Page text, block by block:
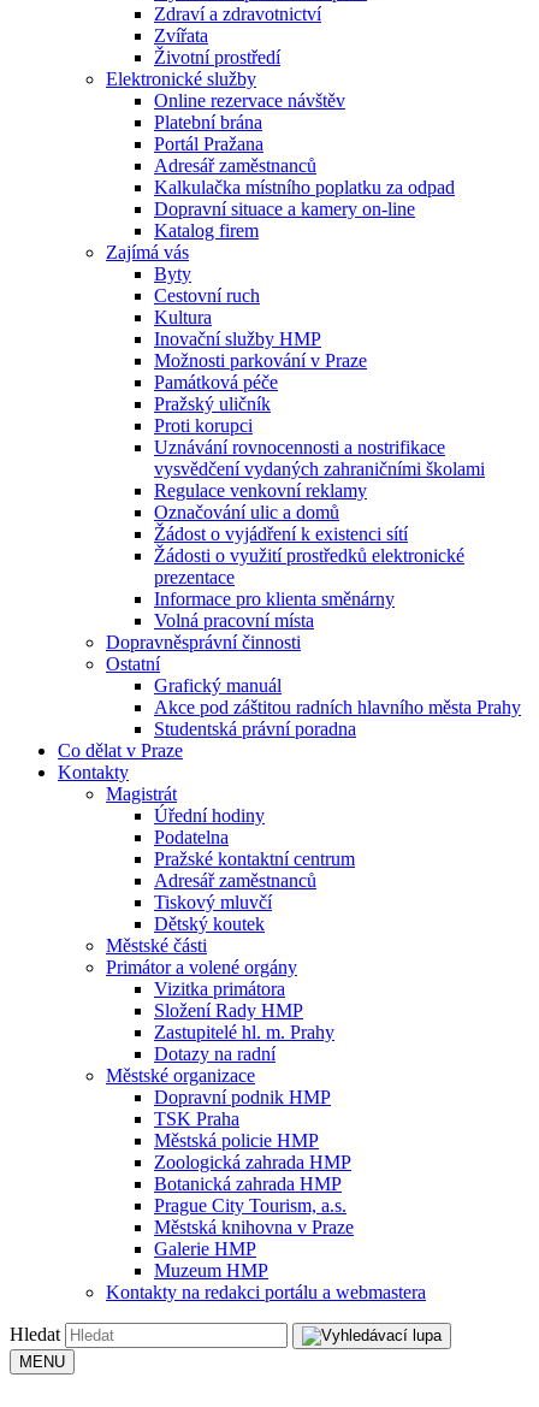
Zdraví a zdravotnictví
Zvířata
Životní prostředí
Elektronické služby
Online rezervace návštěv
Platební brána
Portál Pražana
Adresář zaměstnanců
Kalkulačka místního poplatku za odpad
Dopravní situace a kamery on-line
Katalog firem
Zajímá vás
Byty
Cestovní ruch
Kultura
Inovační služby HMP
Možnosti parkování v Praze
Památková péče
Pražský uličník
Proti korupci
Uznávání rovnocennosti a nostrifikace
vysvědčení vydaných zahraničními školami
Regulace venkovní reklamy
Označování ulic a domů
Žádost o vyjádření k existenci sítí
Žádosti o využití prostředků elektronické
prezentace
Informace pro klienta směnárny
Volná pracovní místa
Dopravněsprávní činnosti
Ostatní
Grafický manuál
Akce pod záštitou radních hlavního města Prahy
Studentská právní poradna
Co dělat v Praze
Kontakty
Magistrát
Úřední hodiny
Podatelna
Pražské kontaktní centrum
Adresář zaměstnanců
Tiskový mluvčí
Dětský koutek
Městské části
Primátor a volené orgány
Vizitka primátora
Složení Rady HMP
Zastupitelé hl. m. Prahy
Dotazy na radní
Městské organizace
Dopravní podnik HMP
TSK Praha
Městská policie HMP
Zoologická zahrada HMP
Botanická zahrada HMP
Prague City Tourism, a.s.
Městská knihovna v Praze
Galerie HMP
Muzeum HMP
Kontakty na redakci portálu a webmastera
Hledat
MENU